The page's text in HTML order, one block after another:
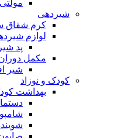
شیردهی
کرم شقاق
لوازم
پد
مکمل
شیر
کودک و نوزاد
بهداشت